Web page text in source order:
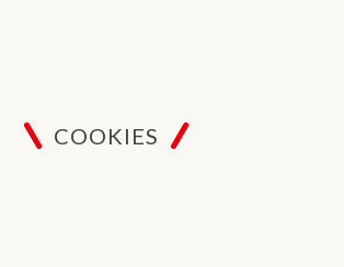
COOKIES